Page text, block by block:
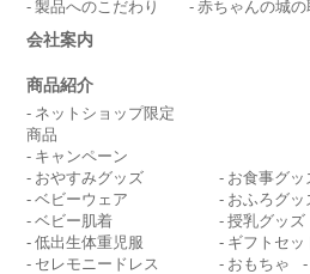
製品へのこだわり 赤ちゃんの城
会社案内
商品紹介
ネットショップ限定
商品
キャンペーン
おやすみグッズ
ベビーウェア
ベビー肌着
低出生体重児服
セレモニードレス
お食事グッ
おふろグッ
授乳グッズ
ギフトセッ
おもちゃ